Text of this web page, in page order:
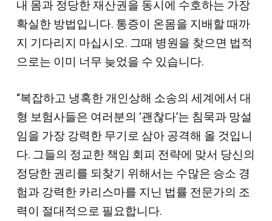
내 몸과 정당한 재산권을 동시에 수호하는 가장
확실한 방법입니다. 통증이 온몸을 지배할 때까
지 기다리지 마십시오. 그때 병원을 찾으면 법적
으로는 이미 너무 늦었을 수 있습니다.
“복잡하고 냉혹한 개인상해 소송의 세계에서 대
형 보험사들은 여러분의 ‘괜찮다’는 침묵과 망설
임을 가장 강력한 무기로 삼아 공격해 올 것입니
다. 그들의 정교한 책임 회피 전략에 맞서 당신의
정당한 권리를 되찾기 위해서는 수많은 승소 경
험과 강력한 카리스마를 지닌 법률 전문가의 조
력이 절대적으로 필요합니다.